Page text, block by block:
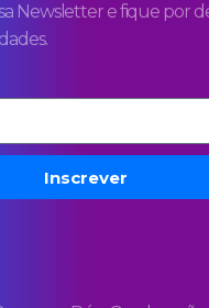
Newsletter e fique por
Inscrever